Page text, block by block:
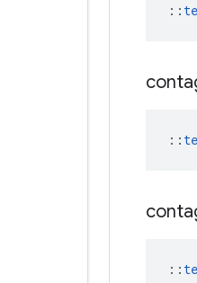
::
::
::